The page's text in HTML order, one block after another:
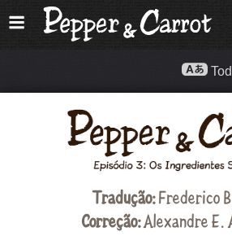
Tradução:Frederico
Correção:Alexandre E.